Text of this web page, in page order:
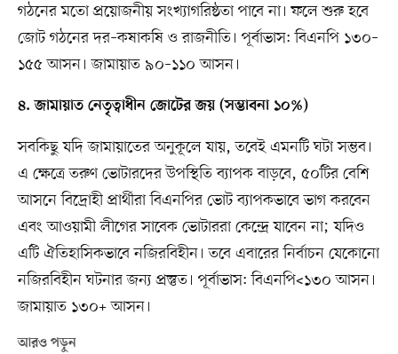
গঠনের মতো প্রয়োজনীয় সংখ্যাগরিষ্ঠতা পাবে না। ফলে শুরু হবে
জোট গঠনের দর–কষাকষি ও রাজনীতি। পূর্বাভাস: বিএনপি ১৩০–
১৫৫ আসন। জামায়াত ৯০–১১০ আসন।
৪. জামায়াত নেতৃত্বাধীন জোটের জয় (সম্ভাবনা ১০%)
সবকিছু যদি জামায়াতের অনুকূলে যায়, তবেই এমনটি ঘটা সম্ভব।
এ ক্ষেত্রে তরুণ ভোটারদের উপস্থিতি ব্যাপক বাড়বে, ৫০টির বেশি
আসনে বিদ্রোহী প্রার্থীরা বিএনপির ভোট ব্যাপকভাবে ভাগ করবেন
এবং আওয়ামী লীগের সাবেক ভোটাররা কেন্দ্রে যাবেন না; যদিও
এটি ঐতিহাসিকভাবে নজিরবিহীন। তবে এবারের নির্বাচন যেকোনো
নজিরবিহীন ঘটনার জন্য প্রস্তুত। পূর্বাভাস: বিএনপি<১৩০ আসন।
জামায়াত ১৩০+ আসন।
আরও পড়ুন